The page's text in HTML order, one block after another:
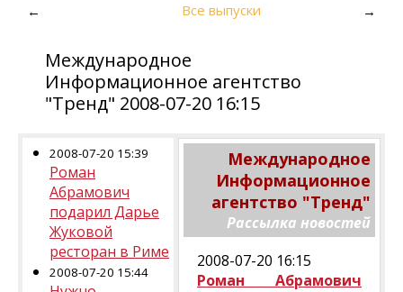
← Все выпуски →
Международное
Информационное агентство
"Тренд" 2008-07-20 16:15
2008-07-20 15:39
Роман
Абрамович
подарил Дарье
Жуковой
ресторан в Риме
2008-07-20 15:44
Международное
Информационное
агентство "Тренд"
Рассылка новостей
2008-07-20 16:15
Роман Абрамович